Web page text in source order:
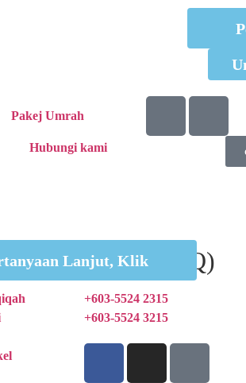
Pakej Umrah
Hubungi kami
Lanjut, Klik
hotline (HQ)
+603-5524 2315
+603-5524 3215